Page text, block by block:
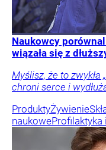
Naukowcy
wiązała się z
Myślisz, że to zwykła
chroni serce i
ProduktyŻywienie
naukoweProfilaktyka